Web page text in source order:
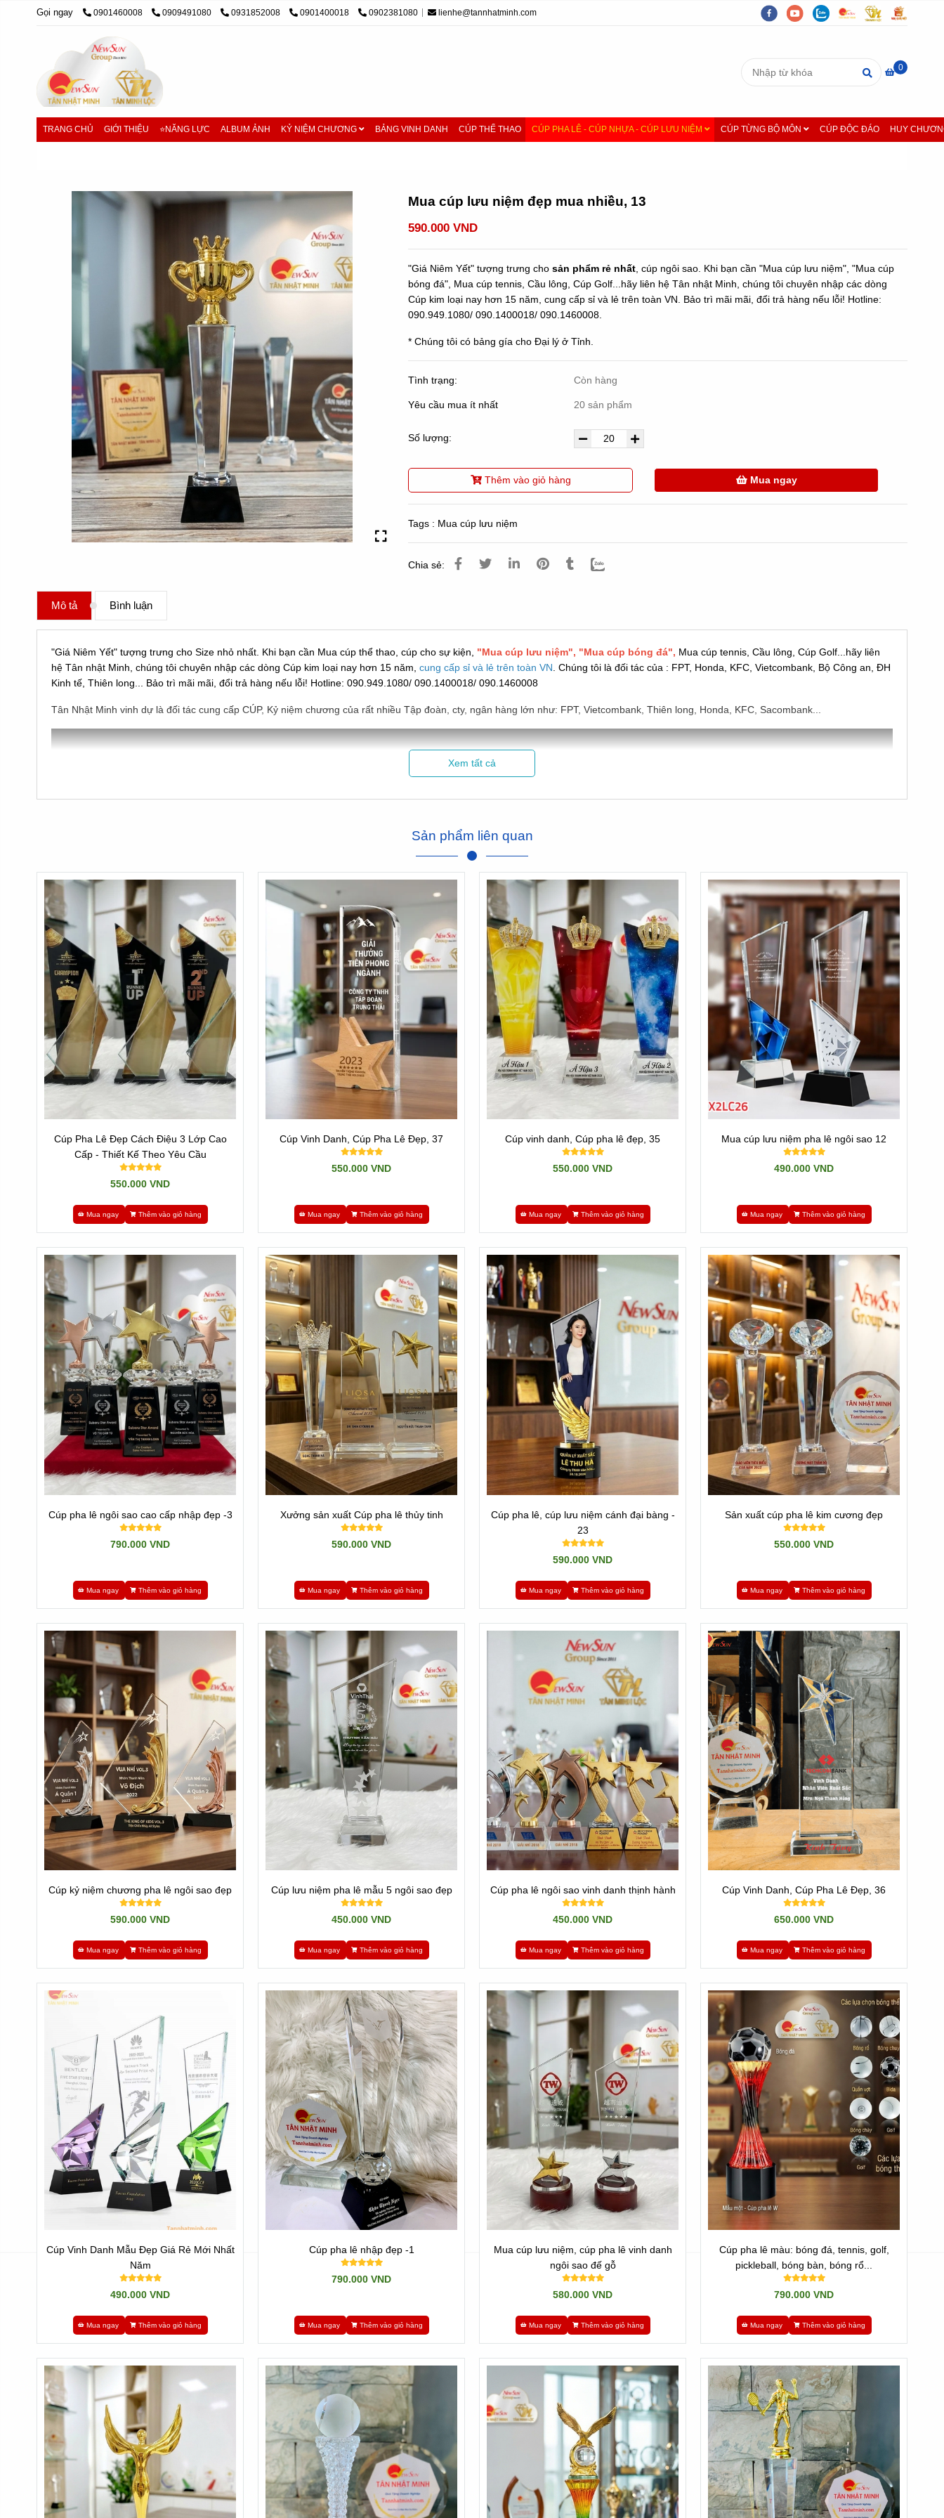
Gọi ngay 0901460008 0909491080 0931852008 0901400018 0902381080 lienhe@tannhatminh.com
0
TRANG CHỦ GIỚI THIỆU ⭐NĂNG LỰC ALBUM ẢNH KỶ NIỆM CHƯƠNG BẢNG VINH DANH CÚP THỂ THAO CÚP PHA LÊ - CÚP NHỰA - CÚP LƯU NIỆM CÚP TỪNG BỘ MÔN CÚP ĐỘC ĐÁO HUY
Mua cúp lưu niệm đẹp mua nhiều, 13
590.000 VND
"Giá Niêm Yết" tượng trưng cho sản phẩm rẻ nhất , cúp ngôi sao. Khi bạn cần "Mua cúp lưu niệm", "Mua cúp
bóng đá", Mua cúp tennis, Cầu lông, Cúp Golf...hãy liên hệ Tân nhật Minh, chúng tôi chuyên nhập các dòng
Cúp kim loại nay hơn 15 năm, cung cấp sỉ và lẻ trên toàn VN. Bảo trì mãi mãi, đổi trả hàng nếu lỗi! Hotline:
090.949.1080/ 090.1400018/ 090.1460008.
* Chúng tôi có bảng gía cho Đại lý ở Tỉnh.
Tình trạng: Còn hàng
Yêu cầu mua ít nhất 20 sản phẩm
Số lượng:
Thêm vào giỏ hàng Mua ngay
Tags : Mua cúp lưu niệm
Chia sẻ:
Mô tả Bình luận
"Giá Niêm Yết" tượng trưng cho Size nhỏ nhất. Khi bạn cần Mua cúp thể thao, cúp cho sự kiện, "Mua cúp lưu niệm", "Mua cúp bóng đá", Mua cúp tennis, Cầu lông, Cúp Golf..
.hãy liên
hệ Tân nhật Minh, chúng tôi chuyên nhập các dòng Cúp kim loại nay hơn 15 năm, cung cấp sỉ và lẻ trên toàn VN . Chúng tôi là đối tác của : FPT, Honda, KFC, Vietcombank, Bộ Công an, ĐH
Kinh tế, Thiên long... Bảo trì mãi mãi, đổi trả hàng nếu lỗi! Hotline: 090.949.1080/ 090.1400018/ 090.1460008
Tân Nhật Minh vinh dự là đối tác cung cấp CÚP, Kỷ niệm chương của rất nhiều Tập đoàn, cty, ngân hàng lớn như: FPT, Vietcombank, Thiên long, Honda, KFC, Sacombank...
Video Hình ảnh 1 vài Cúp kim loại
"Mua cúp lưu niệm", "Mua cúp bóng đá" là dòng cúp được làm từ chất liệu kim loại sang trọng, đẳng cấp:
Đó là dòng cúp nhập không phải dòng cúp sản xuất ở Việt Nam!
* Với dòng cúp nhập:
Là những sản phẩm được đúc khuôn sẵn mẫu mã và hình dạng. Nghĩa mà mẫu mã không thay đổi được. Khách hàng chỉ việc chọn mẫu nào đẹp, kích thước phù hợp và in hoặc khắc nội
dung lên sản phẩm và giao qua cho Khách hàng là xong.
- Lợi ích của dòng sản phẩm này là: Nhanh và đẹp
- Nhược điểm: Ngược lại là chúng có giá không phải rẻ và mẫu mã bị hạn chế. Chúng ta muốn thay đổi chi tiết nào đó cũng không được.
Đến với Tân Nhật Minh, chúng tôi có nhiều dòng sản phẩm để quí khách lựa chọn.
Chúng tôi là đơn vị nhập các dòng sản phẩm cúp pha lê, cúp kim loại, nên khi cần "Mua cúp lưu niệm", "Mua cúp bóng đá", Mua cúp tennis, Cầu lông, Cúp Golf..
Newsun Tân Nhật Minh
Hotline:Zalo 0909491080 / 0901400018 / 0901460008
Tannhatminh.com
https://cupsukien.com/
http://sanxuatkyniemchuong.com/
Xem tất cả
Sản phẩm liên quan
Cúp Pha Lê Đẹp Cách Điệu 3 Lớp Cao
Cấp - Thiết Kế Theo Yêu Cầu
550.000 VND
Mua ngay Thêm vào giỏ hàng
Cúp Vinh Danh, Cúp Pha Lê Đẹp, 37
550.000 VND
Mua ngay Thêm vào giỏ hàng
Cúp vinh danh, Cúp pha lê đẹp, 35
550.000 VND
Mua ngay Thêm vào giỏ hàng
Mua cúp lưu niệm pha lê ngôi sao 12
490.000 VND
Mua ngay Thêm vào giỏ hàng
Cúp pha lê ngôi sao cao cấp nhập đẹp -3
790.000 VND
Mua ngay Thêm vào giỏ hàng
Xưởng sản xuất Cúp pha lê thủy tinh
590.000 VND
Mua ngay Thêm vào giỏ hàng
Cúp pha lê, cúp lưu niệm cánh đại bàng -
23
590.000 VND
Mua ngay Thêm vào giỏ hàng
Sản xuất cúp pha lê kim cương đẹp
550.000 VND
Mua ngay Thêm vào giỏ hàng
Cúp kỷ niệm chương pha lê ngôi sao đẹp
590.000 VND
Mua ngay Thêm vào giỏ hàng
Cúp lưu niệm pha lê mẫu 5 ngôi sao đẹp
450.000 VND
Mua ngay Thêm vào giỏ hàng
Cúp pha lê ngôi sao vinh danh thịnh hành
450.000 VND
Mua ngay Thêm vào giỏ hàng
Cúp Vinh Danh, Cúp Pha Lê Đẹp, 36
650.000 VND
Mua ngay Thêm vào giỏ hàng
Cúp Vinh Danh Mẫu Đẹp Giá Rẻ Mới Nhất
Năm
490.000 VND
Mua ngay Thêm vào giỏ hàng
Cúp pha lê nhập đẹp -1
790.000 VND
Mua ngay Thêm vào giỏ hàng
Mua cúp lưu niệm, cúp pha lê vinh danh
ngôi sao đế gỗ
580.000 VND
Mua ngay Thêm vào giỏ hàng
Cúp pha lê màu: bóng đá, tennis, golf,
pickleball, bóng bàn, bóng rổ...
790.000 VND
Mua ngay Thêm vào giỏ hàng